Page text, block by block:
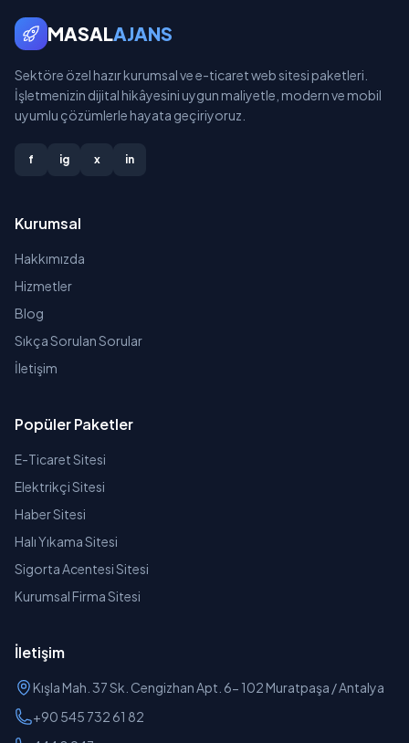
MASALAJANS
Sektöre özel hazır kurumsal ve e-ticaret web sitesi paketleri.
İşletmenizin dijital hikâyesini uygun maliyetle, modern ve mobil
uyumlu çözümlerle hayata geçiriyoruz.
f ig x in
Kurumsal
Hakkımızda
Hizmetler
Blog
Sıkça Sorulan Sorular
İletişim
Popüler Paketler
E-Ticaret Sitesi
Elektrikçi Sitesi
Haber Sitesi
Halı Yıkama Sitesi
Sigorta Acentesi Sitesi
Kurumsal Firma Sitesi
İletişim
Kışla Mah. 37 Sk. Cengizhan Apt. 6- 102 Muratpaşa / Antalya
+90 545 732 61 82